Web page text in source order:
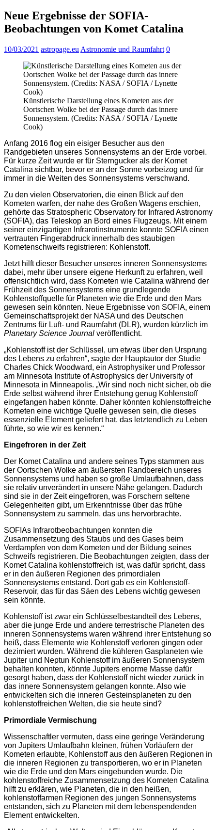
Neue Ergebnisse der SOFIA-
Beobachtungen von Komet Catalina
10/03/2021 astropage.eu Astronomie und Raumfahrt 0
Künstlerische Darstellung eines Kometen aus der
Oortschen Wolke bei der Passage durch das innere
Sonnensystem. (Credits: NASA / SOFIA / Lynette
Cook)
Anfang 2016 flog ein eisiger Besucher aus den
Randgebieten unseres Sonnensystems an der Erde vorbei.
Für kurze Zeit wurde er für Sterngucker als der Komet
Catalina sichtbar, bevor er an der Sonne vorbeizog und für
immer in die Weiten des Sonnensystems verschwand.
Zu den vielen Observatorien, die einen Blick auf den
Kometen warfen, der nahe des Großen Wagens erschien,
gehörte das Stratospheric Observatory for Infrared Astronomy
(SOFIA), das Teleskop an Bord eines Flugzeugs. Mit einem
seiner einzigartigen Infrarotinstrumente konnte SOFIA einen
vertrauten Fingerabdruck innerhalb des staubigen
Kometenschweifs registrieren: Kohlenstoff.
Jetzt hilft dieser Besucher unseres inneren Sonnensystems
dabei, mehr über unsere eigene Herkunft zu erfahren, weil
offensichtlich wird, dass Kometen wie Catalina während der
Frühzeit des Sonnensystems eine grundlegende
Kohlenstoffquelle für Planeten wie die Erde und den Mars
gewesen sein könnten. Neue Ergebnisse von SOFIA, einem
Gemeinschaftsprojekt der NASA und des Deutschen
Zentrums für Luft- und Raumfahrt (DLR), wurden kürzlich im
Planetary Science Journal veröffentlicht.
„Kohlenstoff ist der Schlüssel, um etwas über den Ursprung
des Lebens zu erfahren“, sagte der Hauptautor der Studie
Charles Chick Woodward, ein Astrophysiker und Professor
am Minnesota Institute of Astrophysics der University of
Minnesota in Minneapolis. „Wir sind noch nicht sicher, ob die
Erde selbst während ihrer Entstehung genug Kohlenstoff
eingefangen haben könnte. Daher könnten kohlenstoffreiche
Kometen eine wichtige Quelle gewesen sein, die dieses
essenzielle Element geliefert hat, das letztendlich zu Leben
führte, so wie wir es kennen.“
Eingefroren in der Zeit
Der Komet Catalina und andere seines Typs stammen aus
der Oortschen Wolke am äußersten Randbereich unseres
Sonnensystems und haben so große Umlaufbahnen, dass
sie relativ unverändert in unsere Nähe gelangen. Dadurch
sind sie in der Zeit eingefroren, was Forschern seltene
Gelegenheiten gibt, um Erkenntnisse über das frühe
Sonnensystem zu sammeln, das uns hervorbrachte.
SOFIAs Infrarotbeobachtungen konnten die
Zusammensetzung des Staubs und des Gases beim
Verdampfen von dem Kometen und der Bildung seines
Schweifs registrieren. Die Beobachtungen zeigten, dass der
Komet Catalina kohlenstoffreich ist, was dafür spricht, dass
er in den äußeren Regionen des primordialen
Sonnensystems entstand. Dort gab es ein Kohlenstoff-
Reservoir, das für das Säen des Lebens wichtig gewesen
sein könnte.
Kohlenstoff ist zwar ein Schlüsselbestandteil des Lebens,
aber die junge Erde und andere terrestrische Planeten des
inneren Sonnensystems waren während ihrer Entstehung so
heiß, dass Elemente wie Kohlenstoff verloren gingen oder
dezimiert wurden. Während die kühleren Gasplaneten wie
Jupiter und Neptun Kohlenstoff im äußeren Sonnensystem
behalten konnten, könnte Jupiters enorme Masse dafür
gesorgt haben, dass der Kohlenstoff nicht wieder zurück in
das innere Sonnensystem gelangen konnte. Also wie
entwickelten sich die inneren Gesteinsplaneten zu den
kohlenstoffreichen Welten, die sie heute sind?
Primordiale Vermischung
Wissenschaftler vermuten, dass eine geringe Veränderung
von Jupiters Umlaufbahn kleinen, frühen Vorläufern der
Kometen erlaubte, Kohlenstoff aus den äußeren Regionen in
die inneren Regionen zu transportieren, wo er in Planeten
wie die Erde und den Mars eingebunden wurde. Die
kohlenstoffreiche Zusammensetzung des Kometen Catalina
hilft zu erklären, wie Planeten, die in den heißen,
kohlenstoffarmen Regionen des jungen Sonnensystems
entstanden, sich zu Planeten mit dem lebenspendenden
Element entwickelten.